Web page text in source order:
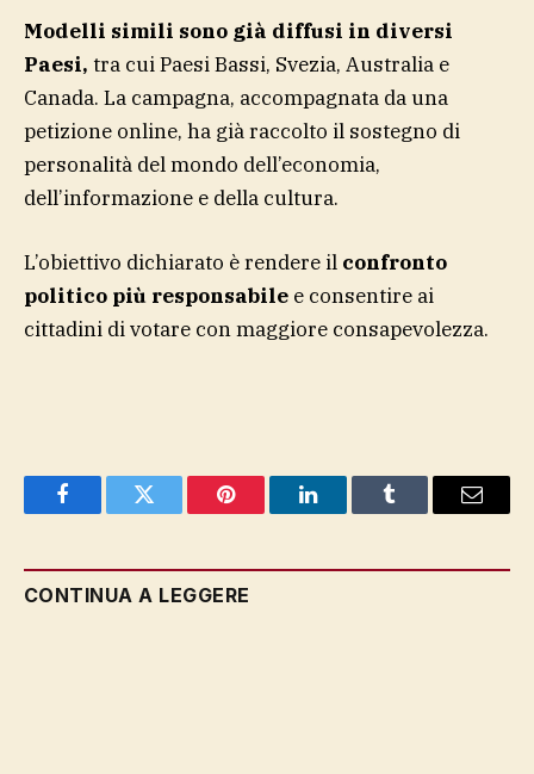
Modelli simili sono già diffusi in diversi
Paesi, tra cui Paesi Bassi, Svezia, Australia e
Canada. La campagna, accompagnata da una
petizione online, ha già raccolto il sostegno di
personalità del mondo dell’economia,
dell’informazione e della cultura.
L’obiettivo dichiarato è rendere il confronto
politico più responsabile e consentire ai
cittadini di votare con maggiore consapevolezza.
FacebookTwitter Pinterest LinkedInTumblr Email
CONTINUA A LEGGERE